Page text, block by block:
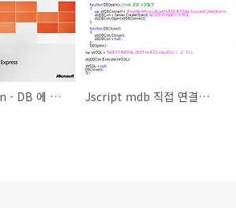
SQL Injection - DB 에 일괄적으로 내용 삭제하기 및 예방 Jscript mdb 직접 연결하여 연동하기